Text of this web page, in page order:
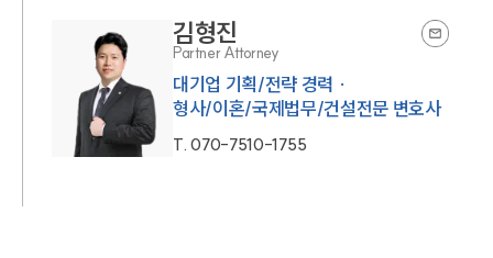
김형진
Partner Attorney
대기업 기획/전략 경력 ·
형사/이혼/국제법무/건설전문 변호사
T.070-7510-1755